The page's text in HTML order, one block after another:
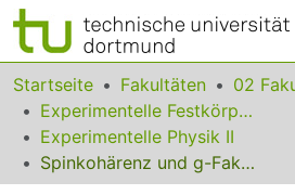
Bereiche & Sammlungen
Das gesamte Repositorium
Statistiken
Startseite Fakultäten
02
Experimentelle Festkörperphysik
Experimentelle Physik II
Spinkohärenz und g-Faktor-Anisotropien in Halbleiter-Quantenstrukturen